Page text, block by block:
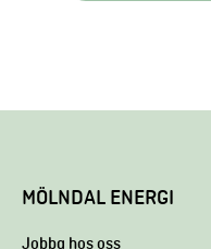
MÖLNDAL ENERGI
Jobba hos oss